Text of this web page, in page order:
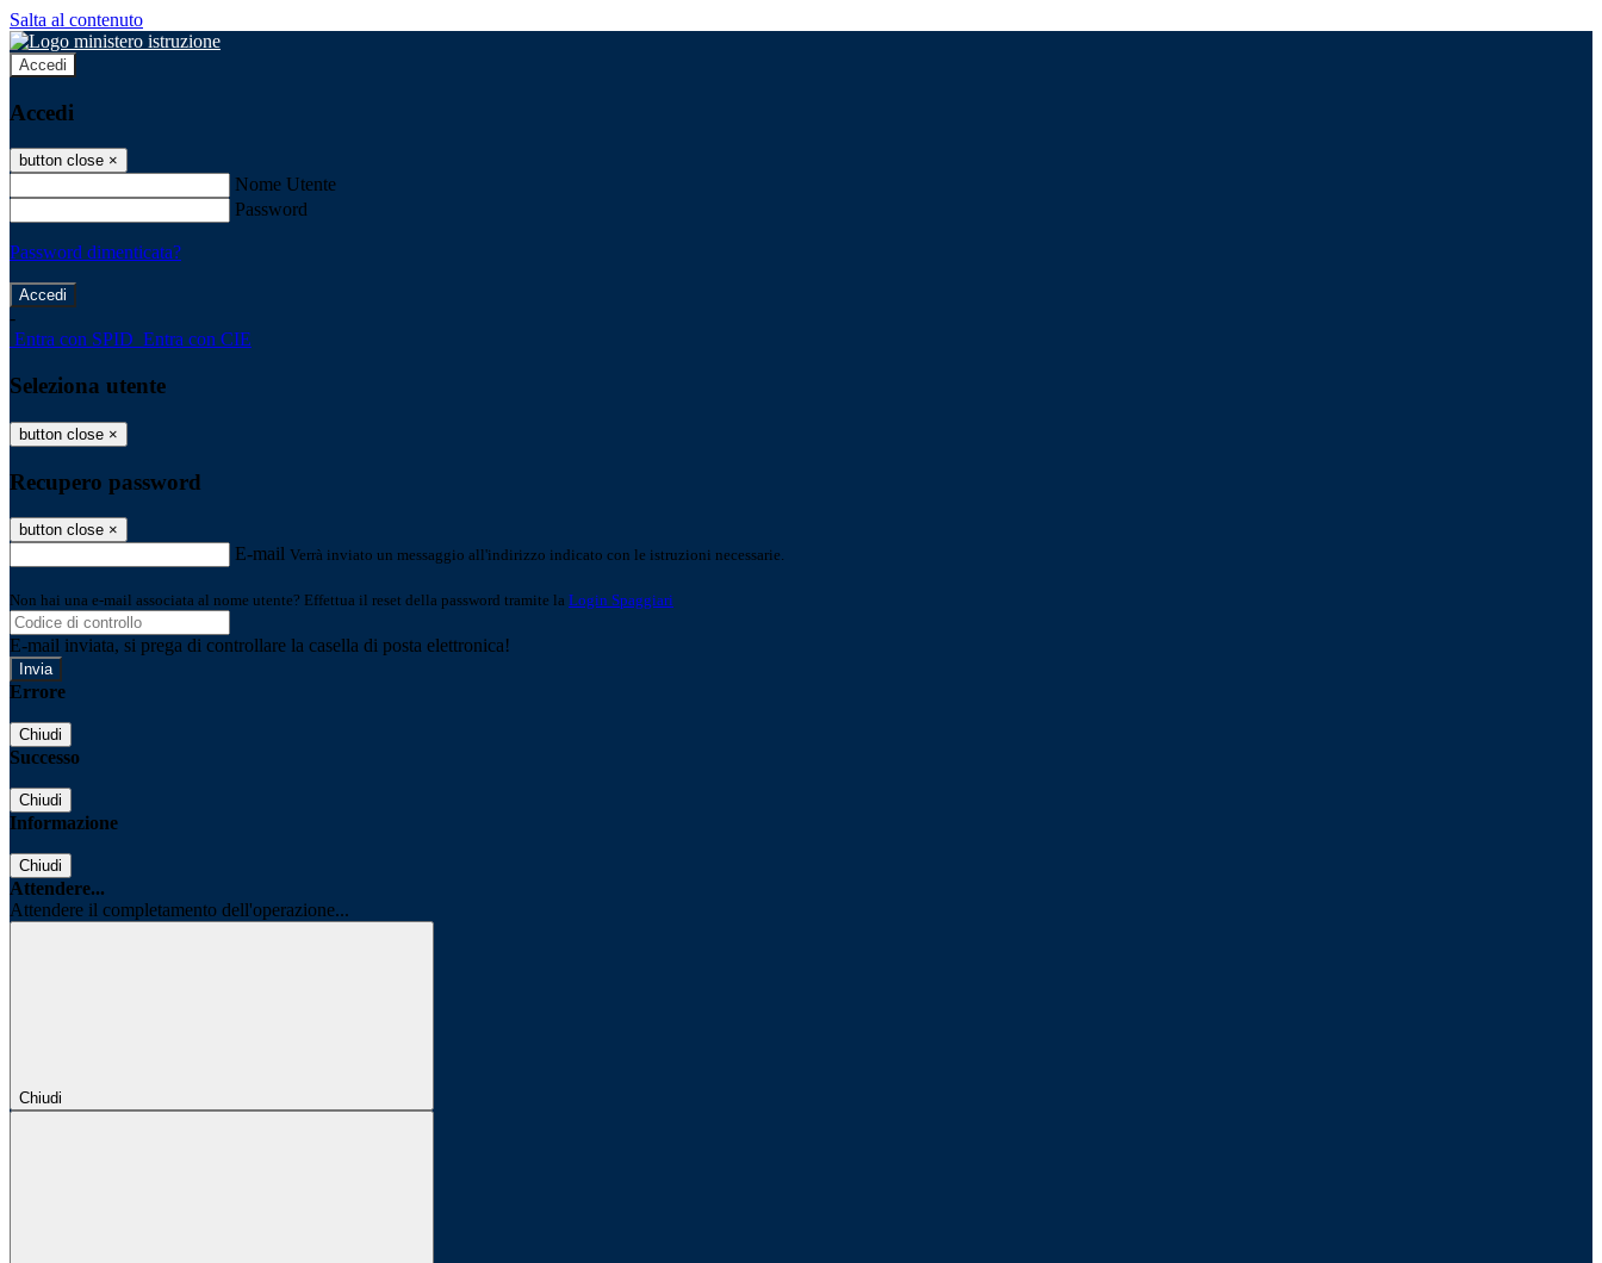
Salta al contenuto
Accedi
Accedi
button close ×
Nome Utente
Password
Password dimenticata?
-
Entra con SPID Entra con CIE
Seleziona utente
button close ×
Recupero password
button close ×
E-mail Verrà inviato un messaggio all'indirizzo indicato con le istruzioni necessarie.
Non hai una e-mail associata al nome utente? Effettua il reset della password tramite la Login Spaggiari
E-mail inviata, si prega di controllare la casella di posta elettronica!
Errore
Chiudi
Successo
Chiudi
Informazione
Chiudi
Attendere...
Attendere il completamento dell'operazione...
Chiudi